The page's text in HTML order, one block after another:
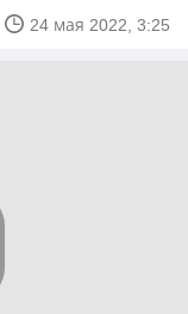
24 мая 2022, 3:25